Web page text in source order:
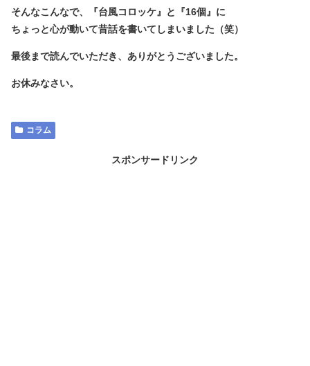
そんなこんなで、『台風コロッケ』と『16個』に
ちょっと心が動いて昔話を書いてしまいました（笑）
最後まで読んでいただき、ありがとうございました。
お休みなさい。
コラム
スポンサードリンク